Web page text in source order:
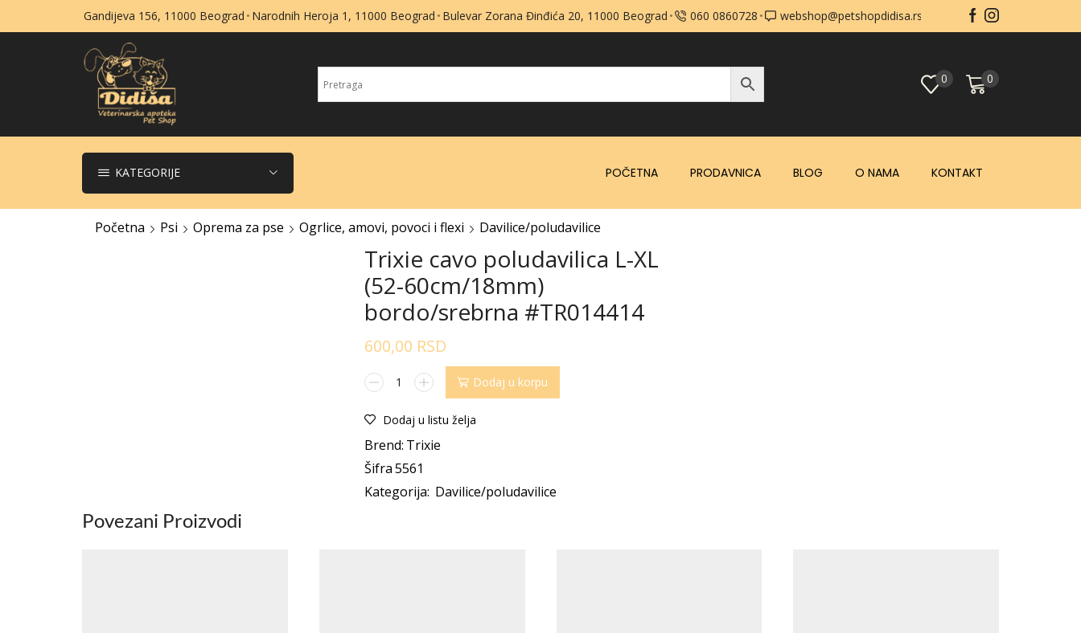
Gandijeva 156, 11000 Beograd Narodnih Heroja 1, 11000 Beograd Bulevar Zorana Đinđića 20, 11000 Beograd 060 0860728 webshop@petshopdidisa.rs
0 0
KATEGORIJE POČETNA PRODAVNICA BLOG O NAMA KONTAKT
Početna Psi Oprema za pse Ogrlice, amovi, povoci i flexi Davilice/poludavilice
Trixie cavo poludavilica L-XL
(52-60cm/18mm)
bordo/srebrna #TR014414
600,00 RSD
Dodaj u korpu
Dodaj u listu želja
Brend: Trixie
Šifra5561
Kategorija: Davilice/poludavilice
Povezani Proizvodi